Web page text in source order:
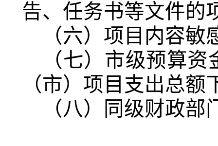
告、任务书等文件的
（六）项目内容
（七）市级预算
（市）项目支出总
（八）同级财政